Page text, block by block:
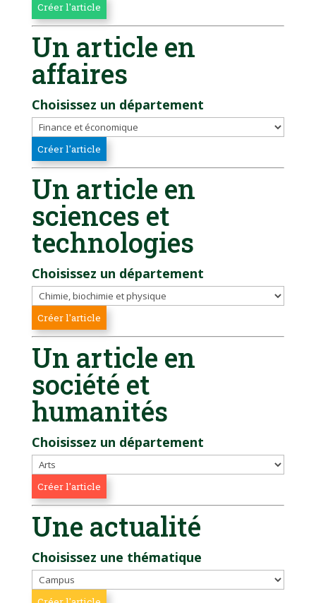
Un article en
affaires
Choisissez un département
Un article en
sciences et
technologies
Choisissez un département
Un article en
société et
humanités
Choisissez un département
Une actualité
Choisissez une thématique